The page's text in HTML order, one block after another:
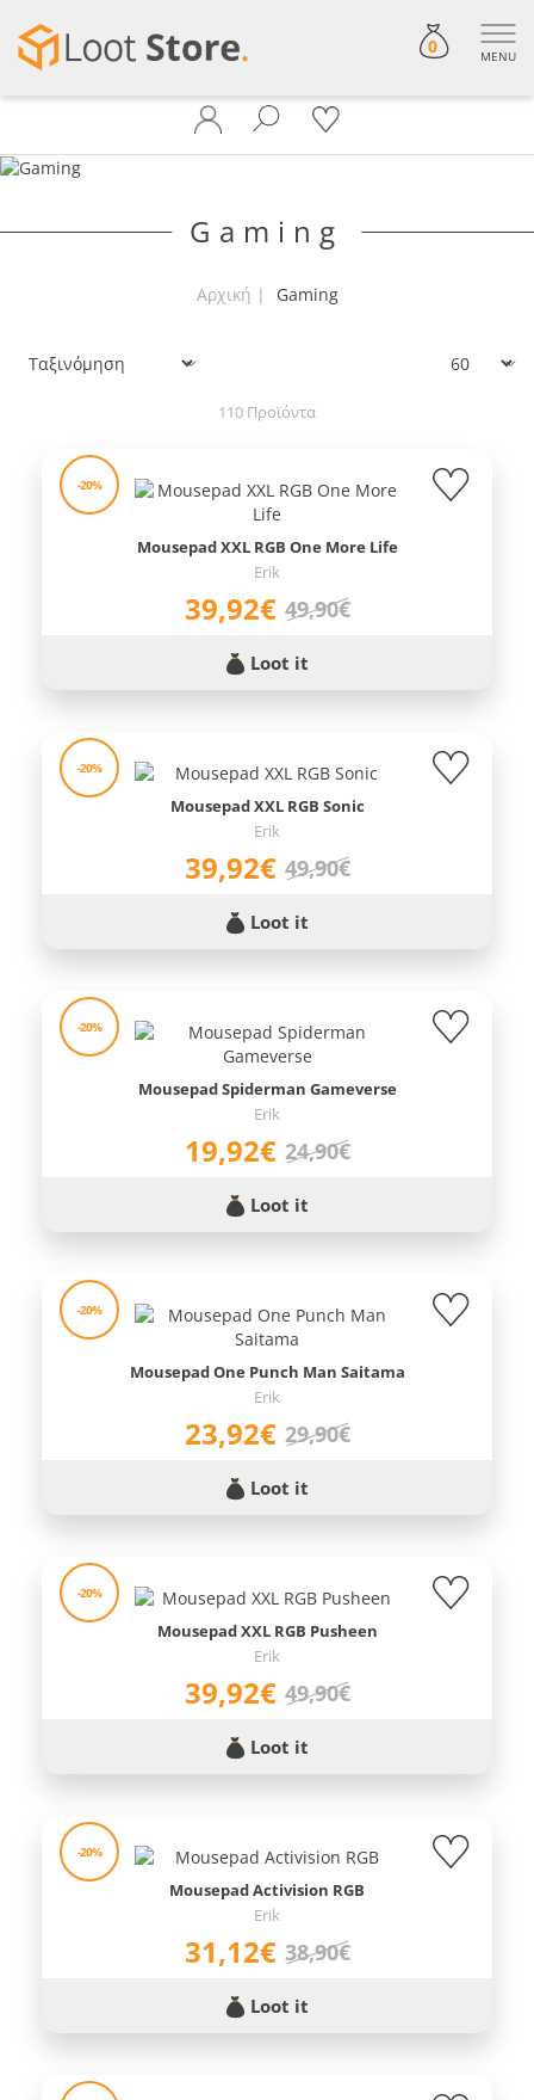
0 MENU
Gaming
Αρχική Gaming
110 Προϊόντα
Ταξινόμηση Εμφάνιση:
-20%
Mousepad XXL RGB One More Life
Erik
39,92€ 49,90€
Loot it
-20%
Mousepad XXL RGB Sonic
Erik
39,92€ 49,90€
Loot it
-20%
Mousepad Spiderman Gameverse
Erik
19,92€ 24,90€
Loot it
-20%
Mousepad One Punch Man Saitama
Erik
23,92€ 29,90€
Loot it
-20%
Mousepad XXL RGB Pusheen
Erik
39,92€ 49,90€
Loot it
-20%
Mousepad Activision RGB
Erik
31,12€ 38,90€
Loot it